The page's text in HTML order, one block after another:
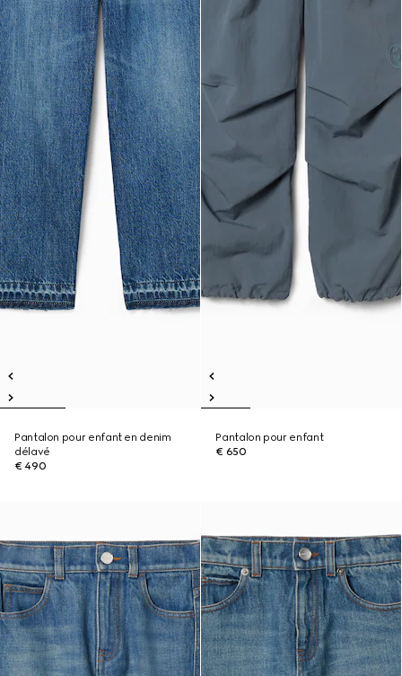
Pantalon pour enfant en denim
délavé
€ 490
Pantalon pour enfant
€ 650